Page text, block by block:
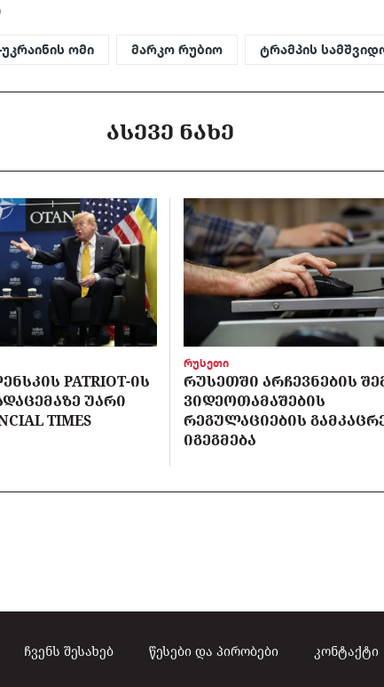
ომი მარკო რუბიო ტრამპის
ᲐᲡᲔᲕᲔ ᲜᲐᲮᲔ
PATRIOT-ᲘᲡ
ᲣᲐᲠᲘ
TIMES
რუსეთი
ᲠᲣᲡᲔᲗᲨᲘ ᲐᲠᲩᲔᲕᲜᲔᲑᲘᲡ
ᲕᲘᲓᲔᲝᲗᲐᲛᲐᲨᲔᲑᲘᲡ
ᲠᲔᲒᲣᲚᲐᲪᲘᲔᲑᲘᲡ
ᲘᲒᲔᲒᲛᲔᲑᲐ
ჩვენს შესახებ წესები და პირობები კონტაქტი